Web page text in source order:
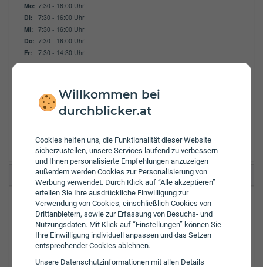
Willkommen bei
durchblicker.at
Cookies helfen uns, die Funktionalität dieser Website
sicherzustellen, unsere Services laufend zu verbessern
und Ihnen personalisierte Empfehlungen anzuzeigen
außerdem werden Cookies zur Personalisierung von
Werbung verwendet. Durch Klick auf “Alle akzeptieren”
erteilen Sie Ihre ausdrückliche Einwilligung zur
Verwendung von Cookies, einschließlich Cookies von
Drittanbietern, sowie zur Erfassung von Besuchs- und
Nutzungsdaten. Mit Klick auf “Einstellungen” können Sie
Ihre Einwilligung individuell anpassen und das Setzen
entsprechender Cookies ablehnen.
Unsere Daten­schutz­informationen mit allen Details
Mo: 7:30 - 16:00 Uhr
Di:
7:30 - 16:00 Uhr
Mi: 7:30 - 16:00 Uhr
Do: 7:30 - 16:00 Uhr
Fr:
7:30 - 14:30 Uhr
Innsbruck Land
Kitzbühel
Zurich Zell am Ziller, Brindlinger
Gerlosstraße 14
6280 Zell am Ziller
Tel.:+43-5282-2452
Fax:+43-5282-2452-20